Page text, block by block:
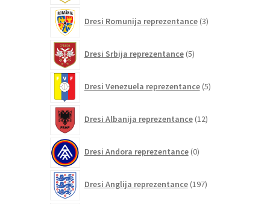
Dresi Romunija reprezentance 3izdelki
Dresi Srbija reprezentance 5izdelkov
Dresi Venezuela reprezentance 5izdelkov
Dresi Albanija reprezentance 12izdelkov
Dresi Andora reprezentance 0izdelkov
Dresi Anglija reprezentance 197izdelkov